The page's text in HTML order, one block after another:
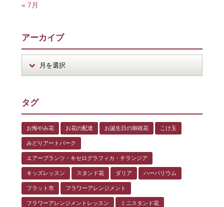
« 7月
アーカイブ
タグ
お悔やみ花 お花の配達 お誕生日の御祝花 こけ玉
みどりアートパーク
エアープランツ・キセログラフィカ・チランジア
キッズレッスン スタンド花 ダリア ハーバリウム
フラット市 フラワーアレンジメント
フラワーアレンジメントレッスン ミニスタンド花